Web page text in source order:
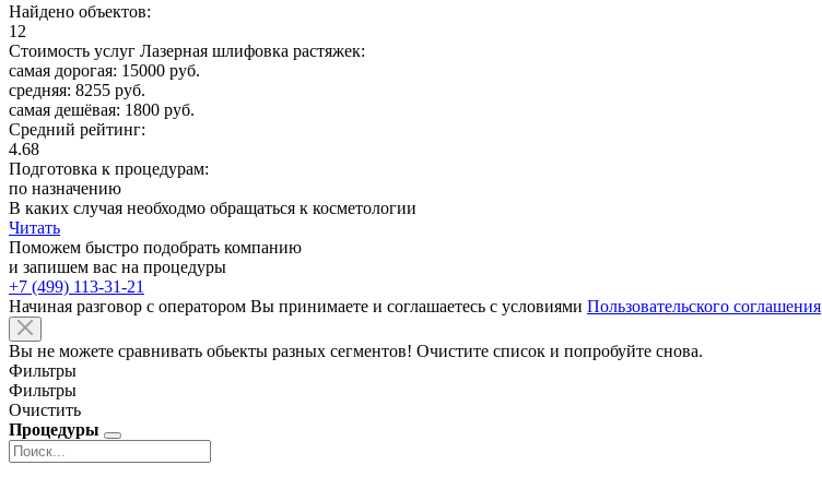
Найдено объектов:
12
Стоимость услуг Лазерная шлифовка растяжек:
самая дорогая: 15000 руб.
средняя: 8255 руб.
самая дешёвая: 1800 руб.
Средний рейтинг:
4.68
Подготовка к процедурам:
по назначению
В каких случая необходмо обращаться к косметологии
Читать
Поможем быстро подобрать компанию
и запишем вас на процедуры
+7 (499) 113-31-21
Начиная разговор с оператором Вы принимаете и соглашаетесь с условиями Пользовательского соглашения
Вы не можете сравнивать обьекты разных сегментов! Очистите список и попробуйте снова.
Фильтры
Фильтры
Очистить
Процедуры